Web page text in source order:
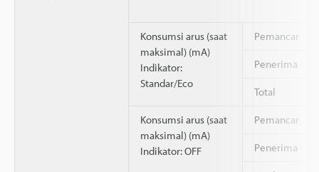
Konsumsi arus (saat
maksimal) (mA)
Indikator:
Standar/Eco
Pemancar
Penerima
Total
Konsumsi arus (saat
maksimal) (mA)
Indikator: OFF
Pemancar
Penerima